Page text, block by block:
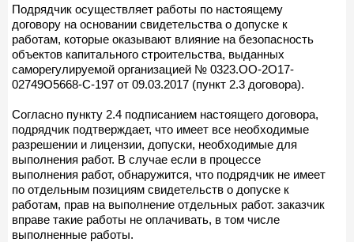
Подрядчик осуществляет работы по настоящему
договору на основании свидетельства о допуске к
работам, которые оказывают влияние на безопасность
объектов капитального строительства, выданных
саморегулируемой организацией № 0323.ОО-2О17-
02749О5668-С-197 от 09.03.2017 (пункт 2.3 договора).
Согласно пункту 2.4 подписанием настоящего договора,
подрядчик подтверждает, что имеет все необходимые
разрешении и лицензии, допуски, необходимые для
выполнения работ. В случае если в процессе
выполнения работ, обнаружится, что подрядчик не имеет
по отдельным позициям свидетельств о допуске к
работам, прав на выполнение отдельных работ. заказчик
вправе такие работы не оплачивать, в том числе
выполненные работы.